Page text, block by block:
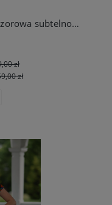
Sukienka Kimono MAXI - Wieczorowa subtelność
zł
zł